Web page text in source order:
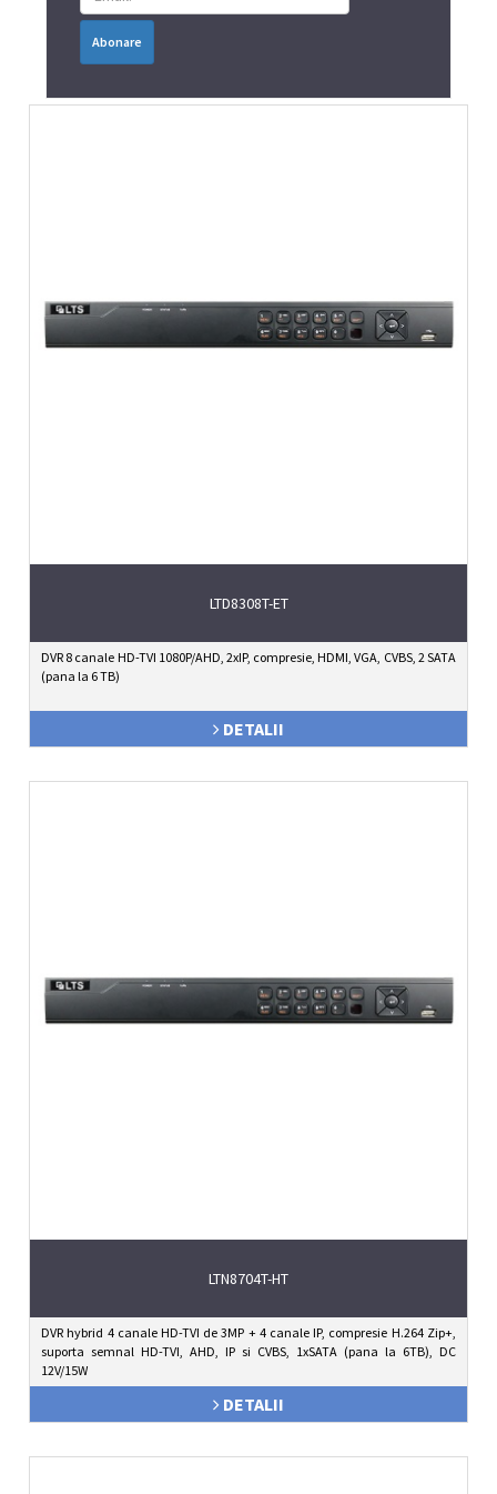
Abonare
LTD8308T-ET
DVR 8 canale HD-TVI 1080P/AHD, 2xIP, compresie, HDMI, VGA, CVBS, 2 SATA
(pana la 6 TB)
DETALII
LTN8704T-HT
DVR hybrid 4 canale HD-TVI de 3MP + 4 canale IP, compresie H.264 Zip+,
suporta semnal HD-TVI, AHD, IP si CVBS, 1xSATA (pana la 6TB), DC
12V/15W
DETALII